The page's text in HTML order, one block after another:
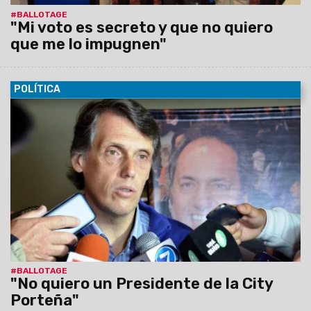
#BALLOTAGE
"Mi voto es secreto y que no quiero
que me lo impugnen"
POLÍTICA
#BALLOTAGE
"No quiero un Presidente de la City
Porteña"
06/11/2015
El Vicepresidente del bloque de diputados
nacionales del FpV, Pablo Kosiner dijo "lo mejor que le puede
pasar a Salta es que Scioli sea presidente" y aseguró "Daniel
Scioli ya no es el candidato exclusivo del FPV; debe
representar la referencia política de un sector de los
argentinos que queremos seguir protegiendo nuestra
industria nacional".